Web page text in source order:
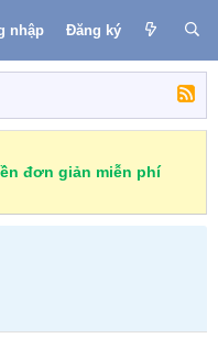
nhập Đăng ký
đơn giản miễn phí